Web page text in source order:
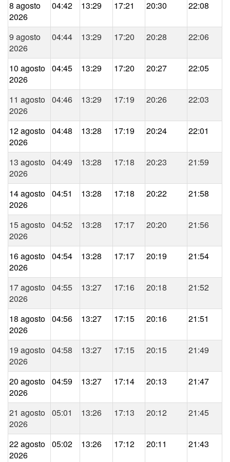
8 agosto
2026
04:42 13:29 17:21 20:30 22:08
9 agosto
2026
04:44 13:29 17:20 20:28 22:06
10 agosto
2026
04:45 13:29 17:20 20:27 22:05
11 agosto
2026
04:46 13:29 17:19 20:26 22:03
12 agosto
2026
04:48 13:28 17:19 20:24 22:01
13 agosto
2026
04:49 13:28 17:18 20:23 21:59
14 agosto
2026
04:51 13:28 17:18 20:22 21:58
15 agosto
2026
04:52 13:28 17:17 20:20 21:56
16 agosto
2026
04:54 13:28 17:17 20:19 21:54
17 agosto
2026
04:55 13:27 17:16 20:18 21:52
18 agosto
2026
04:56 13:27 17:15 20:16 21:51
19 agosto
2026
04:58 13:27 17:15 20:15 21:49
20 agosto
2026
04:59 13:27 17:14 20:13 21:47
21 agosto
2026
05:01 13:26 17:13 20:12 21:45
22 agosto
2026
05:02 13:26 17:12 20:11 21:43